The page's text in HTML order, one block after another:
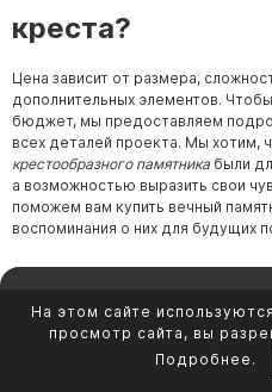
креста?
Цена зависит от размера,
дополнительных элементов.
бюджет, мы предоставляем
всех деталей проекта. Мы хотим,
крестообразного памятника были
а возможностью выразить свои
поможем вам купить вечный
воспоминания о них для будущих
Контакты
+7 953 086-36-11
На этом сайте
просмотр сайта, вы
Подробнее .